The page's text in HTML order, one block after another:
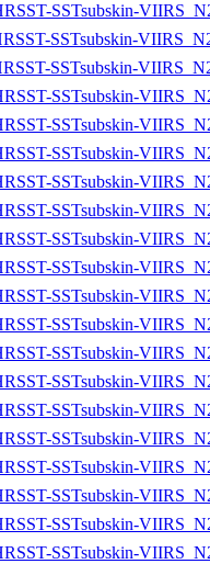
SSTsubskin-
SSTsubskin-
SSTsubskin-
SSTsubskin-
SSTsubskin-
SSTsubskin-
SSTsubskin-
SSTsubskin-
SSTsubskin-
SSTsubskin-
SSTsubskin-
SSTsubskin-
SSTsubskin-
SSTsubskin-
SSTsubskin-
SSTsubskin-
SSTsubskin-
SSTsubskin-
SSTsubskin-
SSTsubskin-